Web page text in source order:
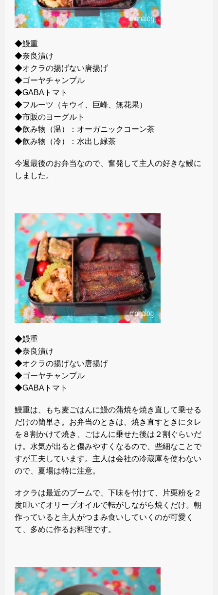
◆鰻重
◆奈良漬け
◆オクラの揚げない唐揚げ
◆ゴーヤチャンプル
◆GABAトマト
◆フルーツ（キウイ、巨峰、無花果）
◆市販のヨーグルト
◆飲み物（温）：オーガニックコーン茶
◆飲み物（冷）：水出し緑茶
今週最後のお弁当なので、奮発して主人の好きな鰻に
しました。
◆鰻重
◆奈良漬け
◆オクラの揚げない唐揚げ
◆ゴーヤチャンプル
◆GABAトマト
鰻重は、もち麦ごはんに鰻の蒲焼を焼き直して乗せる
だけの簡単さ。お弁当のときは、焼き直すときにタレ
を８割かけて焼き、ごはんに乗せた後は２割ぐらいだ
け。水気が出ると傷みやすくなるので、些細なことで
すが工夫しています。主人は会社の冷蔵庫を使わない
ので、夏場は特に注意。
オクラは最近のブームで、下味を付けて、片栗粉を２
度叩いてオリーブオイルで転がしながら焼くだけ。朝
作っていると主人がつまみ食いしていくのが可愛く
て、多めに作るお料理です。